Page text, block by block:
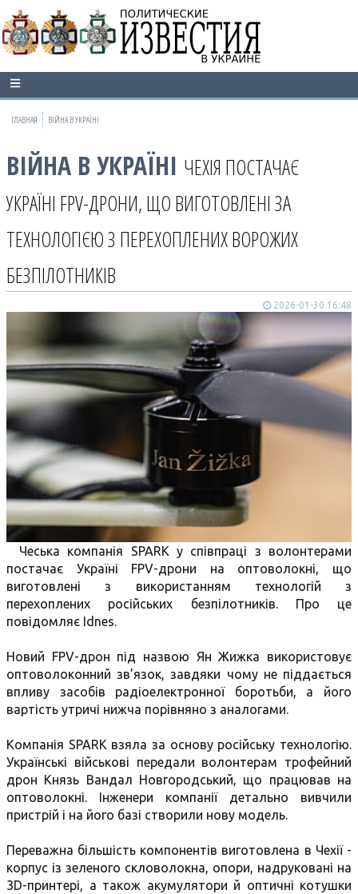
ГЛАВНАЯ ВІЙНА В УКРАЇНІ
ВІЙНА В УКРАЇНІ ЧЕХІЯ ПОСТАЧАЄ
УКРАЇНІ FPV-ДРОНИ, ЩО ВИГОТОВЛЕНІ ЗА
ТЕХНОЛОГІЄЮ З ПЕРЕХОПЛЕНИХ ВОРОЖИХ
БЕЗПІЛОТНИКІВ
2026-01-30 16:48
Чеська компанія SPARK у співпраці з волонтерами
постачає Україні FPV-дрони на оптоволокні, що
виготовлені з використанням технологій з
перехоплених російських безпілотників. Про це
повідомляє Idnes.
Новий FPV-дрон під назвою Ян Жижка використовує
оптоволоконний зв’язок, завдяки чому не піддається
впливу засобів радіоелектронної боротьби, а його
вартість утричі нижча порівняно з аналогами.
Компанія SPARK взяла за основу російську технологію.
Українські військові передали волонтерам трофейний
дрон Князь Вандал Новгородський, що працював на
оптоволокні. Інженери компанії детально вивчили
пристрій і на його базі створили нову модель.
Переважна більшість компонентів виготовлена в Чехії -
корпус із зеленого скловолокна, опори, надруковані на
3D-принтері, а також акумулятори й оптичні котушки